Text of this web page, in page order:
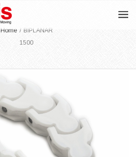
Home / BIPLANAR
1500